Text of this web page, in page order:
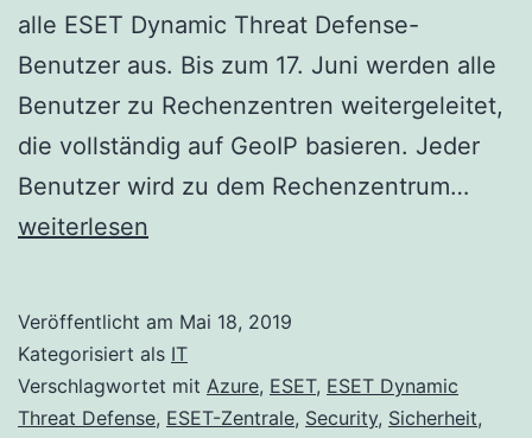
alle ESET Dynamic Threat Defense-
Benutzer aus. Bis zum 17. Juni werden alle
Benutzer zu Rechenzentren weitergeleitet,
die vollständig auf GeoIP basieren. Jeder
Benutzer wird zu dem Rechenzentrum…
USA
weiterlesen
Veröffentlicht am Mai 18, 2019
Kategorisiert als IT
Verschlagwortet mit Azure, ESET, ESET Dynamic
Threat Defense, ESET-Zentrale, Security, Sicherheit,